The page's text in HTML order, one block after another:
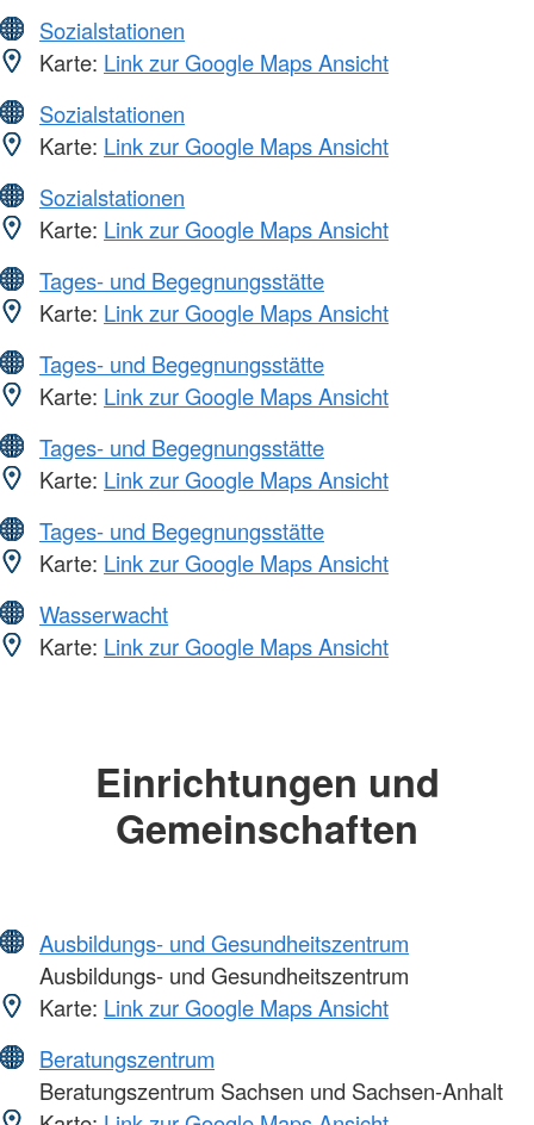
Sozialstationen
Karte: Link zur Google Maps Ansicht
Sozialstationen
Karte: Link zur Google Maps Ansicht
Sozialstationen
Karte: Link zur Google Maps Ansicht
Tages- und Begegnungsstätte
Karte: Link zur Google Maps Ansicht
Tages- und Begegnungsstätte
Karte: Link zur Google Maps Ansicht
Tages- und Begegnungsstätte
Karte: Link zur Google Maps Ansicht
Tages- und Begegnungsstätte
Karte: Link zur Google Maps Ansicht
Wasserwacht
Karte: Link zur Google Maps Ansicht
Einrichtungen und
Gemeinschaften
Ausbildungs- und Gesundheitszentrum
Ausbildungs- und Gesundheitszentrum
Karte: Link zur Google Maps Ansicht
Beratungszentrum
Beratungszentrum Sachsen und Sachsen-Anhalt